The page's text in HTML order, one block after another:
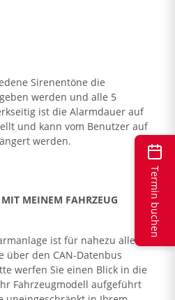
Sirenentöne die
werden und alle 5
ist die Alarmdauer auf
und kann vom Benutzer auf
werden.
MEINEM FAHRZEUG
ist für nahezu alle
über den CAN-Datenbus
werfen Sie einen Blick in die
Fahrzeugmodell aufgeführt
Termin buchen